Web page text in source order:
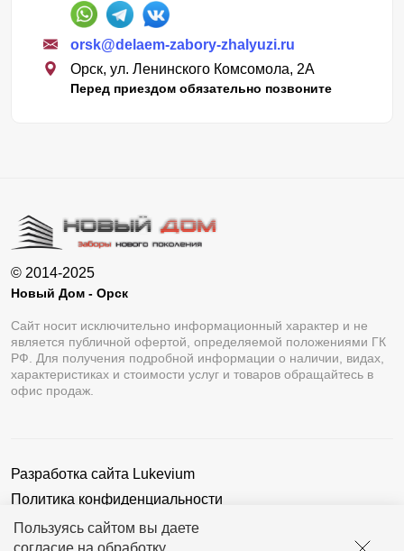
Пользуясь сайтом вы даете
согласие на обработку
orsk@delaem-zabory-zhalyuzi.ru
Орск, ул. Ленинского Комсомола, 2А
Перед приездом обязательно позвоните
© 2014-2025
Новый Дом - Орск
Сайт носит исключительно информационный характер и не
является публичной офертой, определяемой положениями ГК
РФ. Для получения подробной информации о наличии, видах,
характеристиках и стоимости услуг и товаров обращайтесь в
офис продаж.
Разработка сайта Lukevium
Политика конфиденциальности
Пользовательское соглашение